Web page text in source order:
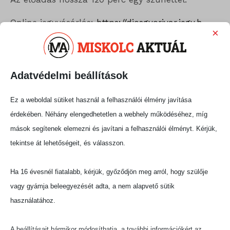
Online jegyvásárlás:https://diosgyorivar.jegy.h
u/.../nemzeti-lovas.../1420127...
Jegyek kaphatók:
(Miskolc, Rákóczi u. 5. Tel.: 46/508-844, 30/846-
3009), az Ifjúsági Házban (Győri kapu 27/A), az
Ady Endre Művelődési Házban (Árpád u. 4.),
rendezvény napján a helyszínen (Tapolcarét
hálózatában, valamint online a
www.diosgyorivar.hu-n és a www.jegy.hu-n.
Adatvédelmi beállítások
×
Ez a weboldal sütiket használ a felhasználói élmény javítása
érdekében. Néhány elengedhetetlen a webhely működéséhez, míg
mások segítenek elemezni és javítani a felhasználói élményt. Kérjük,
tekintse át lehetőségeit, és válasszon.
Ha 16 évesnél fiatalabb, kérjük, győződjön meg arról, hogy szülője
vagy gyámja beleegyezését adta, a nem alapvető sütik
használatához.